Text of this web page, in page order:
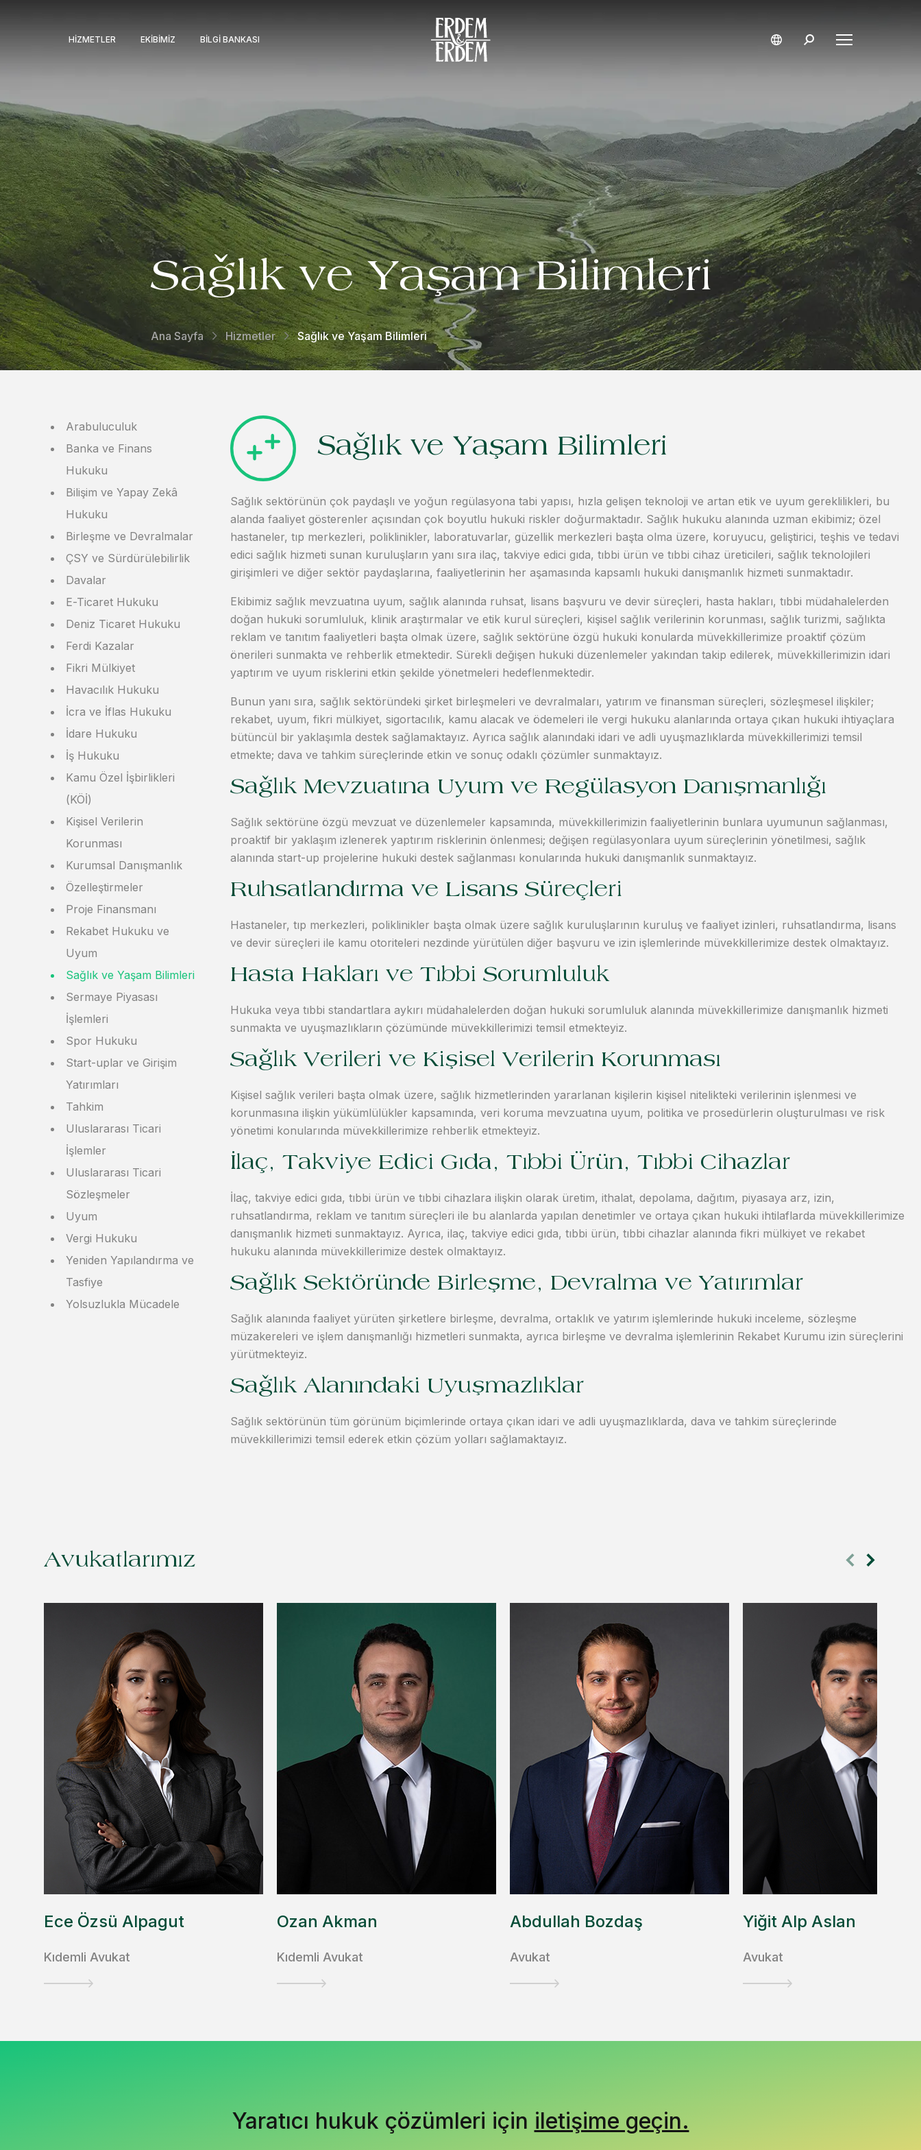
HIZMETLER EKIBIMIZ BILGI BANKASI
Sağlık ve Yaşam Bilimleri
Ana Sayfa Hizmetler Sağlık ve Yaşam Bilimleri
Arabuluculuk
Banka ve Finans
Hukuku
Bilişim ve Yapay Zekâ
Hukuku
Birleşme ve Devralmalar
ÇSY ve Sürdürülebilirlik
Davalar
E-Ticaret Hukuku
Deniz Ticaret Hukuku
Ferdi Kazalar
Fikri Mülkiyet
Havacılık Hukuku
İcra ve İflas Hukuku
İdare Hukuku
İş Hukuku
Kamu Özel İşbirlikleri
(KÖİ)
Kişisel Verilerin
Korunması
Kurumsal Danışmanlık
Özelleştirmeler
Proje Finansmanı
Rekabet Hukuku ve
Uyum
Sağlık ve Yaşam Bilimleri
Sermaye Piyasası
İşlemleri
Spor Hukuku
Start-uplar ve Girişim
Yatırımları
Tahkim
Uluslararası Ticari
İşlemler
Uluslararası Ticari
Sözleşmeler
Uyum
Vergi Hukuku
Yeniden Yapılandırma ve
Tasfiye
Yolsuzlukla Mücadele
Sağlık ve Yaşam Bilimleri
Sağlık sektörünün çok paydaşlı ve yoğun regülasyona tabi yapısı, hızla gelişen teknoloji ve artan etik ve uyum gereklilikleri, bu
alanda faaliyet gösterenler açısından çok boyutlu hukuki riskler doğurmaktadır. Sağlık hukuku alanında uzman ekibimiz; özel
hastaneler, tıp merkezleri, poliklinikler, laboratuvarlar, güzellik merkezleri başta olma üzere, koruyucu, geliştirici, teşhis ve tedavi
edici sağlık hizmeti sunan kuruluşların yanı sıra ilaç, takviye edici gıda, tıbbi ürün ve tıbbi cihaz üreticileri, sağlık teknolojileri
girişimleri ve diğer sektör paydaşlarına, faaliyetlerinin her aşamasında kapsamlı hukuki danışmanlık hizmeti sunmaktadır.
Ekibimiz sağlık mevzuatına uyum, sağlık alanında ruhsat, lisans başvuru ve devir süreçleri, hasta hakları, tıbbi müdahalelerden
doğan hukuki sorumluluk, klinik araştırmalar ve etik kurul süreçleri, kişisel sağlık verilerinin korunması, sağlık turizmi, sağlıkta
reklam ve tanıtım faaliyetleri başta olmak üzere, sağlık sektörüne özgü hukuki konularda müvekkillerimize proaktif çözüm
önerileri sunmakta ve rehberlik etmektedir. Sürekli değişen hukuki düzenlemeler yakından takip edilerek, müvekkillerimizin idari
yaptırım ve uyum risklerini etkin şekilde yönetmeleri hedeflenmektedir.
Bunun yanı sıra, sağlık sektöründeki şirket birleşmeleri ve devralmaları, yatırım ve finansman süreçleri, sözleşmesel ilişkiler;
rekabet, uyum, fikri mülkiyet, sigortacılık, kamu alacak ve ödemeleri ile vergi hukuku alanlarında ortaya çıkan hukuki ihtiyaçlara
bütüncül bir yaklaşımla destek sağlamaktayız. Ayrıca sağlık alanındaki idari ve adli uyuşmazlıklarda müvekkillerimizi temsil
etmekte; dava ve tahkim süreçlerinde etkin ve sonuç odaklı çözümler sunmaktayız.
Sağlık Mevzuatına Uyum ve Regülasyon Danışmanlığı
Sağlık sektörüne özgü mevzuat ve düzenlemeler kapsamında, müvekkillerimizin faaliyetlerinin bunlara uyumunun sağlanması,
proaktif bir yaklaşım izlenerek yaptırım risklerinin önlenmesi; değişen regülasyonlara uyum süreçlerinin yönetilmesi, sağlık
alanında start-up projelerine hukuki destek sağlanması konularında hukuki danışmanlık sunmaktayız.
Ruhsatlandırma ve Lisans Süreçleri
Hastaneler, tıp merkezleri, poliklinikler başta olmak üzere sağlık kuruluşlarının kuruluş ve faaliyet izinleri, ruhsatlandırma, lisans
ve devir süreçleri ile kamu otoriteleri nezdinde yürütülen diğer başvuru ve izin işlemlerinde müvekkillerimize destek olmaktayız.
Hasta Hakları ve Tıbbi Sorumluluk
Hukuka veya tıbbi standartlara aykırı müdahalelerden doğan hukuki sorumluluk alanında müvekkillerimize danışmanlık hizmeti
sunmakta ve uyuşmazlıkların çözümünde müvekkillerimizi temsil etmekteyiz.
Sağlık Verileri ve Kişisel Verilerin Korunması
Kişisel sağlık verileri başta olmak üzere, sağlık hizmetlerinden yararlanan kişilerin kişisel nitelikteki verilerinin işlenmesi ve
korunmasına ilişkin yükümlülükler kapsamında, veri koruma mevzuatına uyum, politika ve prosedürlerin oluşturulması ve risk
yönetimi konularında müvekkillerimize rehberlik etmekteyiz.
İlaç, Takviye Edici Gıda, Tıbbi Ürün, Tıbbi Cihazlar
İlaç, takviye edici gıda, tıbbi ürün ve tıbbi cihazlara ilişkin olarak üretim, ithalat, depolama, dağıtım, piyasaya arz, izin,
ruhsatlandırma, reklam ve tanıtım süreçleri ile bu alanlarda yapılan denetimler ve ortaya çıkan hukuki ihtilaflarda müvekkillerimize
danışmanlık hizmeti sunmaktayız. Ayrıca, ilaç, takviye edici gıda, tıbbi ürün, tıbbi cihazlar alanında fikri mülkiyet ve rekabet
hukuku alanında müvekkillerimize destek olmaktayız.
Sağlık Sektöründe Birleşme, Devralma ve Yatırımlar
Sağlık alanında faaliyet yürüten şirketlere birleşme, devralma, ortaklık ve yatırım işlemlerinde hukuki inceleme, sözleşme
müzakereleri ve işlem danışmanlığı hizmetleri sunmakta, ayrıca birleşme ve devralma işlemlerinin Rekabet Kurumu izin süreçlerini
yürütmekteyiz.
Sağlık Alanındaki Uyuşmazlıklar
Sağlık sektörünün tüm görünüm biçimlerinde ortaya çıkan idari ve adli uyuşmazlıklarda, dava ve tahkim süreçlerinde
müvekkillerimizi temsil ederek etkin çözüm yolları sağlamaktayız.
Avukatlarımız
Ece Özsü Alpagut
Kıdemli Avukat
Ozan Akman
Kıdemli Avukat
Abdullah Bozdaş
Avukat
Yiğit Alp Aslan
Avukat
Yaratıcı hukuk çözümleri için iletişime geçin.